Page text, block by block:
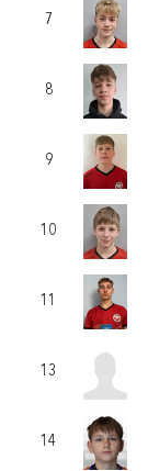
7
8
9
10
11
13
14